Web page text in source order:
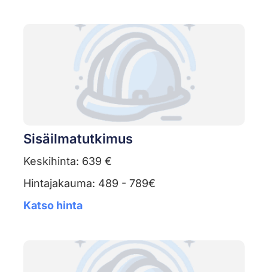
Sisäilmatutkimus
Keskihinta: 639 €
Hintajakauma: 489 - 789€
Katso hinta